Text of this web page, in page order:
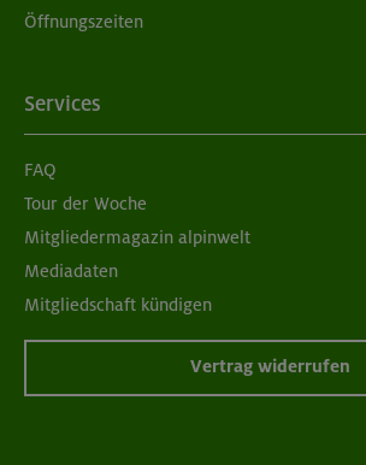
Öffnungszeiten
Services
FAQ
Tour der Woche
Mitgliedermagazin alpinwelt
Mediadaten
Mitgliedschaft kündigen
Vertrag widerrufen